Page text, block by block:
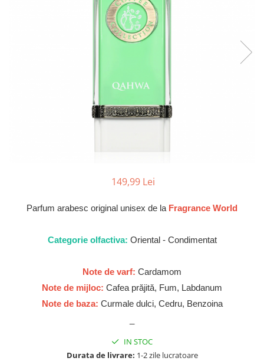
Riiffs
149,99 Lei
Parfum arabesc original unisex de la Fragrance World
Categorie olfactiva: Oriental - Condimentat
Note de varf: Cardamom
Note de mijloc: Cafea prăjită, Fum, Labdanum
Note de baza: Curmale dulci, Cedru, Benzoina
IN STOC
Durata de livrare: 1-2 zile lucratoare